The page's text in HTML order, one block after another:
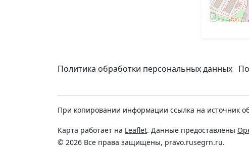
Политика обработки персональных данных
При копировании информации ссылка на источник
Карта работает на Leaflet. Данные предоставлены
© 2026 Все права защищены, pravo.rusegrn.ru.